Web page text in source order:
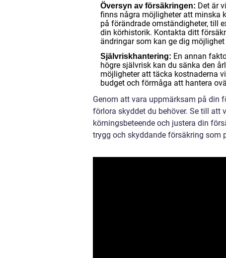
Översyn av försäkringen: Det är
finns några möjligheter att minska
på förändrade omständigheter, till
din körhistorik. Kontakta ditt
ändringar som kan ge dig
Självriskhantering: En annan
högre självrisk kan du sänka den
möjligheter att täcka kostnaderna
budget och förmåga att hantera
Genom att vara uppmärksam på din
förlora skyddet du behöver. Se till att
körningsbeteende och justera din
trygg och skyddande försäkring som